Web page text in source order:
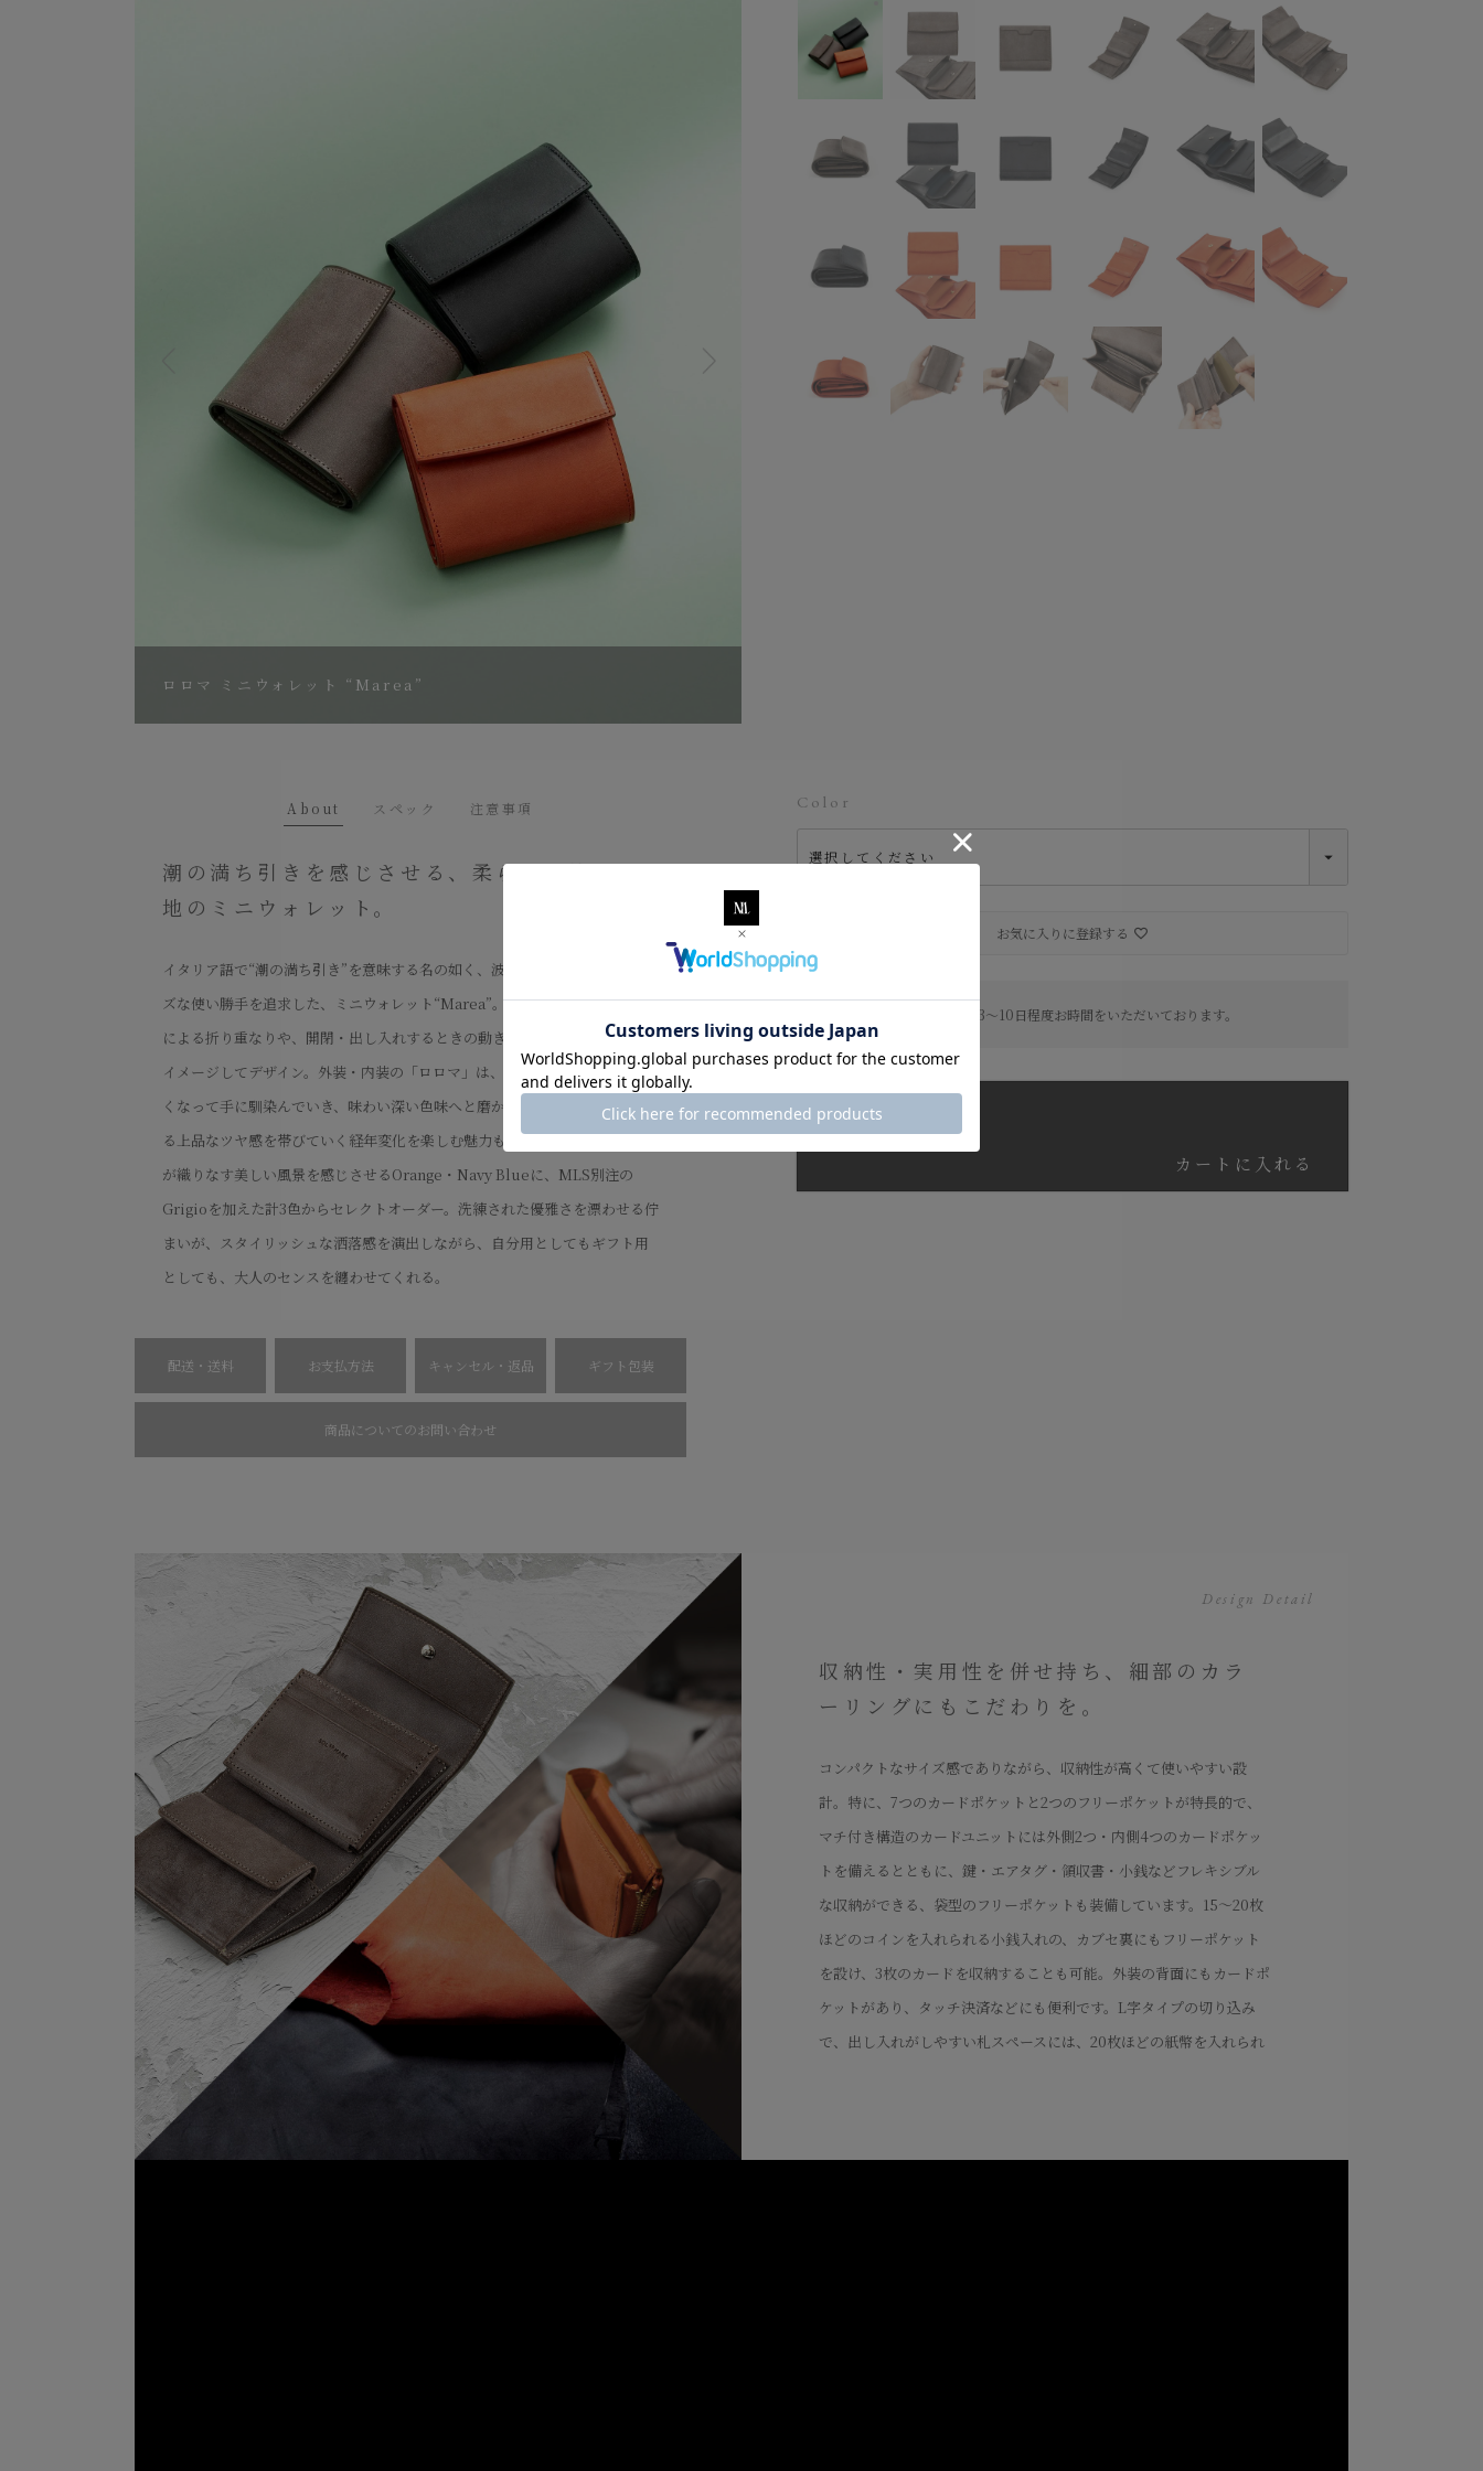
ロロマ ミニウォレット “Marea”
ロロマ ミニウォレット “Marea”
About スペック 注意事項
潮の満ち引きを感じさせる、柔らかな使い心
地のミニウォレット。
イタリア語で“潮の満ち引き”を意味する名の如く、波が流れるようにスムー
ズな使い勝手を追求した、ミニウォレット“Marea”。フラップ付き折り財布
による折り重なりや、開閉・出し入れするときの動きが、満ち引きする潮を
イメージしてデザイン。外装・内装の「ロロマ」は、使い込むほどに柔らか
くなって手に馴染んでいき、味わい深い色味へと磨かれながら、透明感のあ
る上品なツヤ感を帯びていく経年変化を楽しむ魅力も。カラーは、太陽と海
が織りなす美しい風景を感じさせるOrange・Navy Blueに、MLS別注の
Grigioを加えた計3色からセレクトオーダー。洗練された優雅さを漂わせる佇
まいが、スタイリッシュな洒落感を演出しながら、自分用としてもギフト用
としても、大人のセンスを纏わせてくれる。
配送・送料 お支払方法 キャンセル・返品 ギフト包装
商品についてのお問い合わせ
発送までに3～10日程度お時間をいただいております。
Color
お気に入りに登録する
カートに入れる
Design Detail
収納性・実用性を併せ持ち、細部のカラ
ーリングにもこだわりを。
コンパクトなサイズ感でありながら、収納性が高くて使いやすい設
計。特に、7つのカードポケットと2つのフリーポケットが特長的で、
マチ付き構造のカードユニットには外側2つ・内側4つのカードポケッ
トを備えるとともに、鍵・エアタグ・領収書・小銭などフレキシブル
な収納ができる、袋型のフリーポケットも装備しています。15〜20枚
ほどのコインを入れられる小銭入れの、カブセ裏にもフリーポケット
を設け、3枚のカードを収納することも可能。外装の背面にもカードポ
ケットがあり、タッチ決済などにも便利です。L字タイプの切り込み
で、出し入れがしやすい札スペースには、20枚ほどの紙幣を入れられ